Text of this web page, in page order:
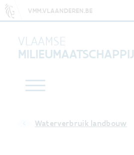
VMM.VLAANDEREN.BE
VLAAMSE
MILIEUMAATSCHAPPIJ
Waterverbruik landbouw